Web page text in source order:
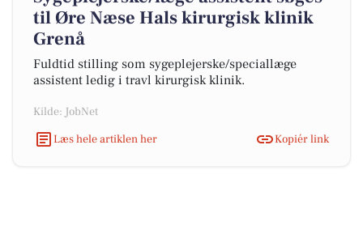
til Øre Næse Hals kirurgisk klinik
Grenå
Fuldtid stilling som sygeplejerske/speciallæge
assistent ledig i travl kirurgisk klinik.
Kilde: JobNet
Læs hele artiklen her
Kopiér link